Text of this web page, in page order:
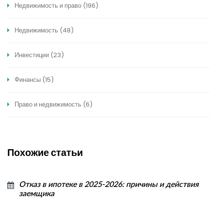
Недвижимость и право (196)
Недвижимость (48)
Инвестиции (23)
Финансы (15)
Право и недвижимость (6)
Похожие статьи
Отказ в ипотеке в 2025-2026: причины и действия
заемщика